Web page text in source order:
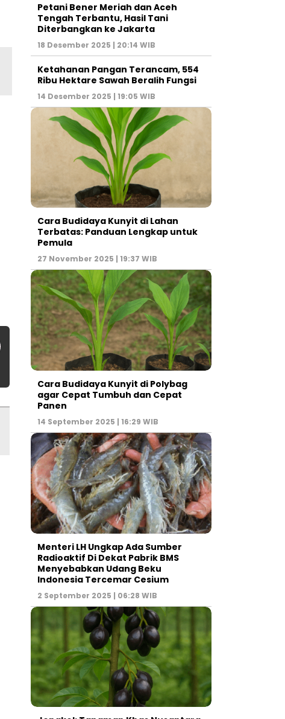
Petani Bener Meriah dan Aceh
Tengah Terbantu, Hasil Tani
Diterbangkan ke Jakarta
18 Desember 2025 | 20:14 WIB
Ketahanan Pangan Terancam, 554
Ribu Hektare Sawah Beralih Fungsi
14 Desember 2025 | 19:05 WIB
Cara Budidaya Kunyit di Lahan
Terbatas: Panduan Lengkap untuk
Pemula
27 November 2025 | 19:37 WIB
Cara Budidaya Kunyit di Polybag
agar Cepat Tumbuh dan Cepat
Panen
14 September 2025 | 16:29 WIB
Menteri LH Ungkap Ada Sumber
Radioaktif Di Dekat Pabrik BMS
Menyebabkan Udang Beku
Indonesia Tercemar Cesium
2 September 2025 | 06:28 WIB